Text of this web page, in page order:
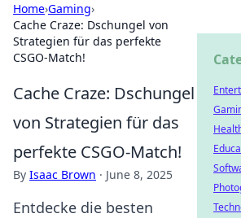
Home›Gaming›
Cache Craze: Dschungel von
Strategien für das perfekte
CSGO-Match!
Cache Craze: Dschungel
von Strategien für das
perfekte CSGO-Match!
By Isaac Brown · June 8, 2025
Entdecke die besten